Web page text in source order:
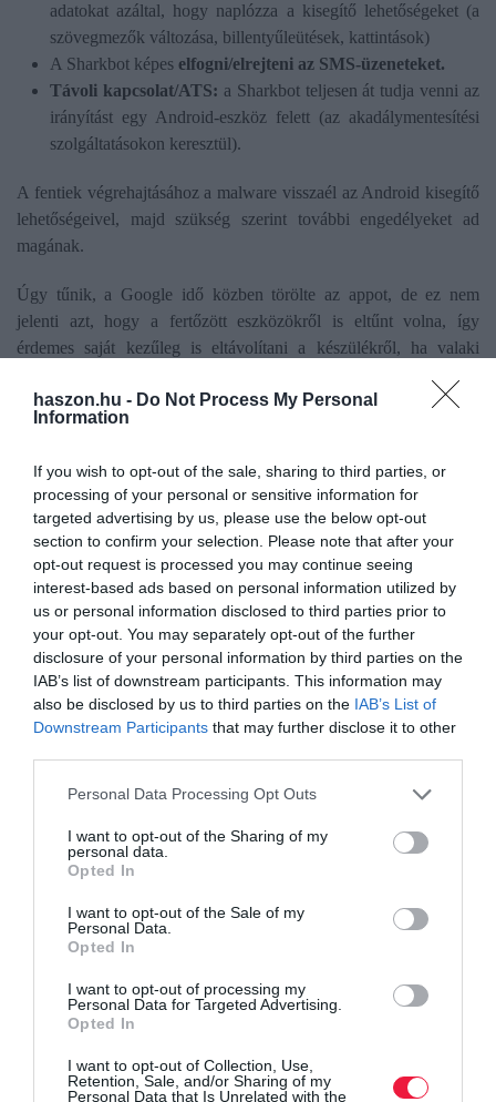
haszon.hu - Do Not Process My Personal
Information
If you wish to opt-out of the sale, sharing to third parties, or
processing of your personal or sensitive information for
targeted advertising by us, please use the below opt-out
section to confirm your selection. Please note that after your
opt-out request is processed you may continue seeing
interest-based ads based on personal information utilized by
us or personal information disclosed to third parties prior to
your opt-out. You may separately opt-out of the further
disclosure of your personal information by third parties on the
IAB’s list of downstream participants. This information may
also be disclosed by us to third parties on the IAB’s List of
Downstream Participants that may further disclose it to other
Please note that this website/app uses one or more Google
not limited to your visit or usage behaviour. You may click to
grant or deny consent to Google and its third-party tags to
use your data for below specified purposes in below Google
consent section.
Personal Data Processing Opt Outs
I want to opt-out of the Sharing of my
personal data.
Opted In
I want to opt-out of the Sale of my
Personal Data.
Opted In
I want to opt-out of processing my
Personal Data for Targeted Advertising.
Opted In
I want to opt-out of Collection, Use,
Retention, Sale, and/or Sharing of my
Personal Data that Is Unrelated with the
adatokat azáltal, hogy naplózza a kisegítő lehetőségeket (a
szövegmezők változása, billentyűleütések, kattintások)
A Sharkbot képes elfogni/elrejteni az SMS-üzeneteket.
Távoli kapcsolat/ATS: a Sharkbot teljesen át tudja venni az
irányítást egy Android-eszköz felett (az akadálymentesítési
szolgáltatásokon keresztül).
A fentiek végrehajtásához a malware visszaél az Android kisegítő
lehetőségeivel, majd szükség szerint további engedélyeket ad
magának.
Úgy tűnik, a Google idő közben törölte az appot, de ez nem
jelenti azt, hogy a fertőzött eszközökről is eltűnt volna, így
érdemes saját kezűleg is eltávolítani a készülékről, ha valaki
adatvédelem vírusos applikáció